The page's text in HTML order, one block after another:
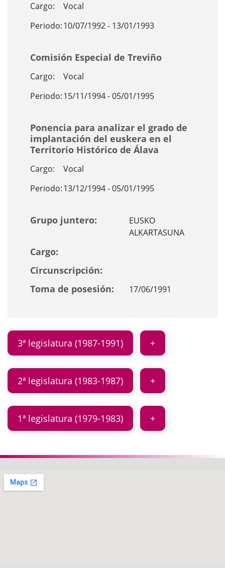
Cargo:
Vocal
Periodo:10/07/1992 - 13/01/1993
Comisión Especial de Treviño
Cargo:
Vocal
Periodo:15/11/1994 - 05/01/1995
Ponencia para analizar el grado de
implantación del euskera en el
Territorio Histórico de Álava
Cargo:
Vocal
Periodo:13/12/1994 - 05/01/1995
Grupo juntero:
EUSKO
ALKARTASUNA
Cargo:
Circunscripción:
Toma de posesión:
17/06/1991
3ª legislatura (1987-1991)
2ª legislatura (1983-1987)
1ª legislatura (1979-1983)